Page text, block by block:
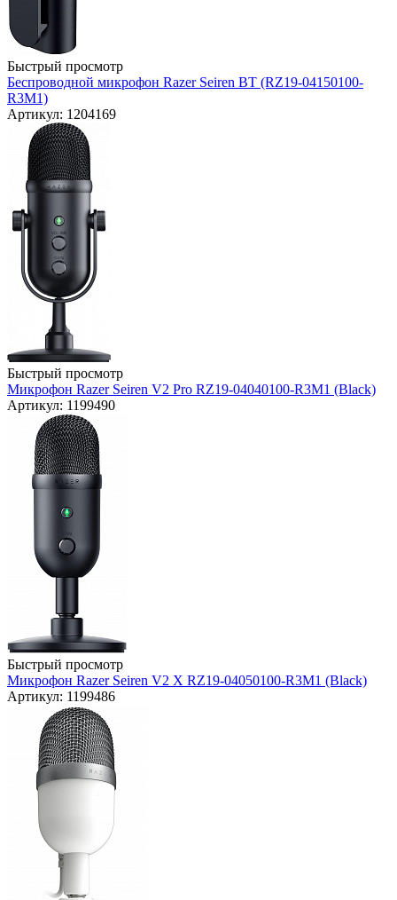
Быстрый просмотр
Беспроводной микрофон Razer Seiren BT (RZ19-04150100-
R3M1)
Артикул: 1204169
Быстрый просмотр
Микрофон Razer Seiren V2 Pro RZ19-04040100-R3M1 (Black)
Артикул: 1199490
Быстрый просмотр
Микрофон Razer Seiren V2 X RZ19-04050100-R3M1 (Black)
Артикул: 1199486